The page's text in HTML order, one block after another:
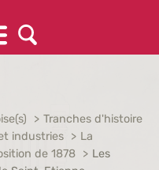
Tranches d'histoire
industries
La
de 1878
Les